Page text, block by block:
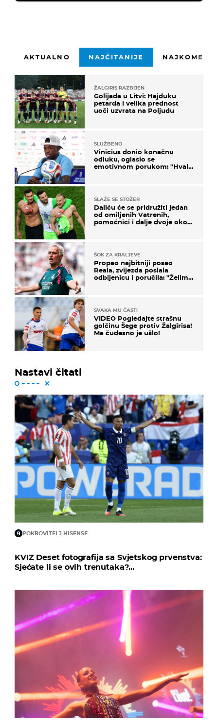
AKTUALNO NAJČITANIJE
ŽALGIRIS RAZBIJEN
Golijada u Litvi: Hajduku
petarda i velika prednost
uoči uzvrata na Poljudu
SLUŽBENO
Vinicius donio konačnu
odluku, oglasio se
emotivnom porukom: "Hvala
SLAŽE SE STOŽER
Daliću će se pridružiti jedan
od omiljenih Vatrenih,
pomoćnici i dalje dvoje oko
ŠOK ZA KRALJEVE
Propao najbitniji posao
Reala, zvijezda poslala
odbijenicu i poručila: "Želim
SVAKA MU ČAST!
VIDEO Pogledajte strašnu
golčinu Šege protiv Žalgirisa!
Ma čudesno je ušlo!
Nastavi čitati
POKROVITELJ HISENSE
KVIZ Deset fotografija sa Svjetskog prvenstva:
Sjećate li se ovih trenutaka?...